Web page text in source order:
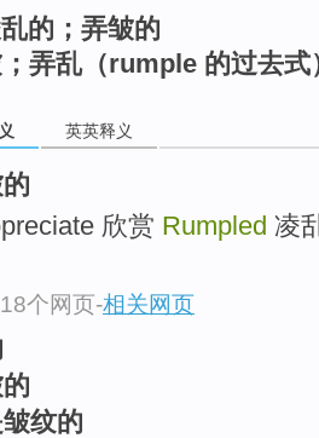
的；弄皱的
弄乱（rumple 的过去式
英英释义
欣赏 Rumpled 凌
个网页-相关网页
纹的